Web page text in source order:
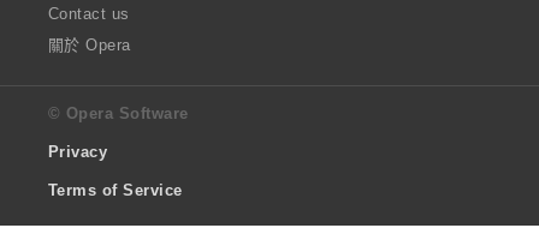
Contact us
關於 Opera
© Opera Software
Privacy
Terms of Service